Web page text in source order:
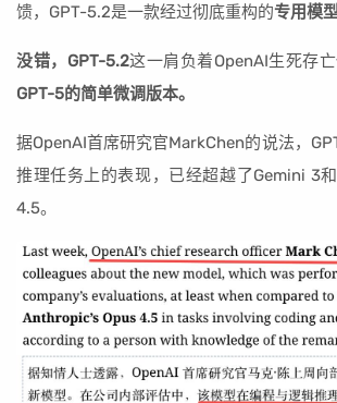
馈，GPT-5.2是一款经过彻底重构的专用模型
没错，GPT-5.2这一肩负着OpenAI生死存
GPT-5的简单微调版本。
据OpenAI首席研究官MarkChen的说法，
推理任务上的表现，已经超越了Gemini 3
4.5。